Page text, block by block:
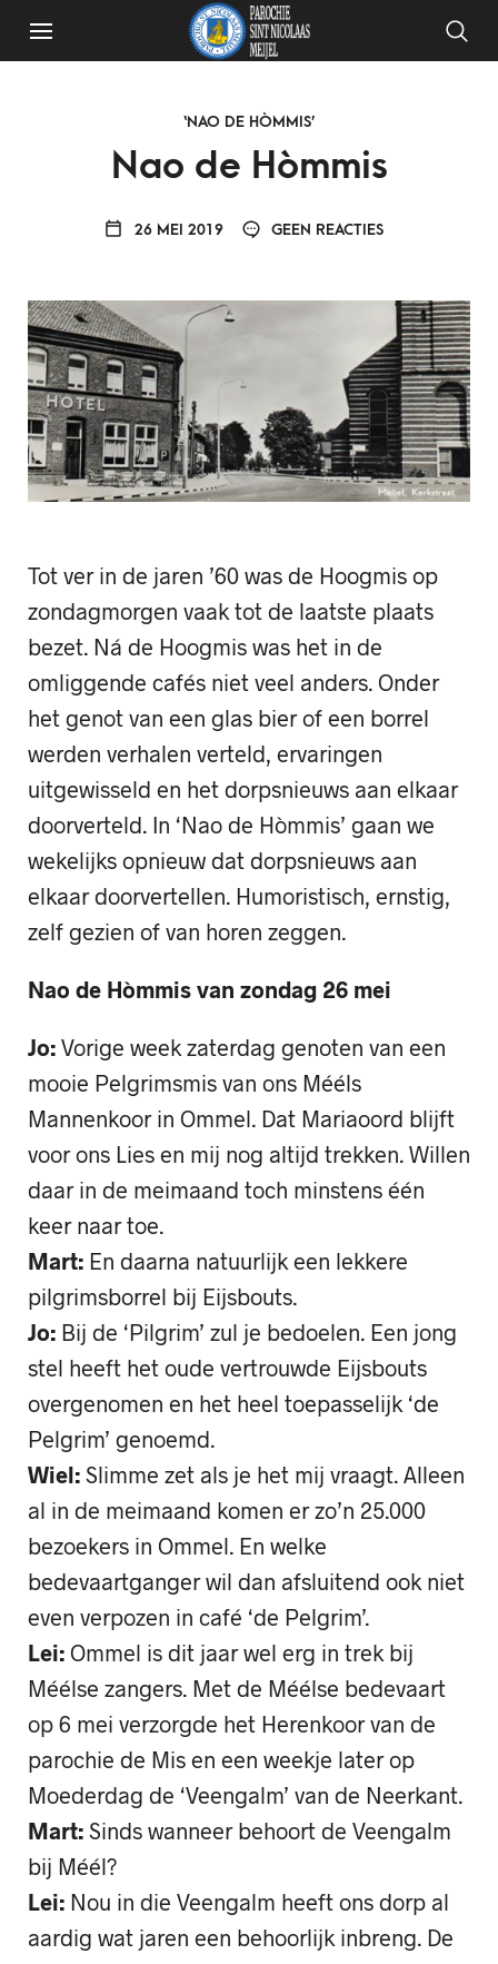
‘NAO DE HÒMMIS’
Nao de Hòmmis
26 MEI 2019 GEEN REACTIES
Tot ver in de jaren ’60 was de Hoogmis op
zondagmorgen vaak tot de laatste plaats
bezet. Ná de Hoogmis was het in de
omliggende cafés niet veel anders. Onder
het genot van een glas bier of een borrel
werden verhalen verteld, ervaringen
uitgewisseld en het dorpsnieuws aan elkaar
doorverteld. In ‘Nao de Hòmmis’ gaan we
wekelijks opnieuw dat dorpsnieuws aan
elkaar doorvertellen. Humoristisch, ernstig,
zelf gezien of van horen zeggen.
Nao de Hòmmis van zondag 26 mei
Jo: Vorige week zaterdag genoten van een
mooie Pelgrimsmis van ons Mééls
Mannenkoor in Ommel. Dat Mariaoord blijft
voor ons Lies en mij nog altijd trekken. Willen
daar in de meimaand toch minstens één
keer naar toe.
Mart: En daarna natuurlijk een lekkere
pilgrimsborrel bij Eijsbouts.
Jo: Bij de ‘Pilgrim’ zul je bedoelen. Een jong
stel heeft het oude vertrouwde Eijsbouts
overgenomen en het heel toepasselijk ‘de
Pelgrim’ genoemd.
Wiel: Slimme zet als je het mij vraagt. Alleen
al in de meimaand komen er zo’n 25.000
bezoekers in Ommel. En welke
bedevaartganger wil dan afsluitend ook niet
even verpozen in café ‘de Pelgrim’.
Lei: Ommel is dit jaar wel erg in trek bij
Méélse zangers. Met de Méélse bedevaart
op 6 mei verzorgde het Herenkoor van de
parochie de Mis en een weekje later op
Moederdag de ‘Veengalm’ van de Neerkant.
Mart: Sinds wanneer behoort de Veengalm
bij Méél?
Lei: Nou in die Veengalm heeft ons dorp al
aardig wat jaren een behoorlijk inbreng. De